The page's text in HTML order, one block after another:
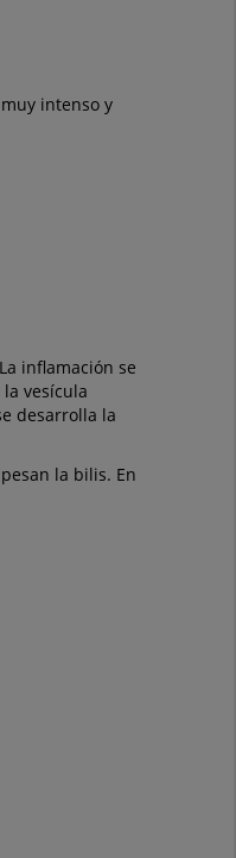
intenso y
inflamación se
vesícula
desarrolla la
la bilis. En